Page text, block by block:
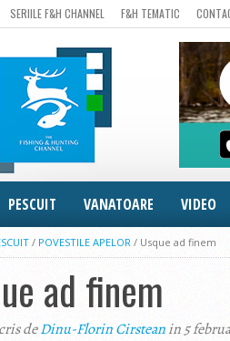
SERIILE F&H CHANNEL F&H TEMATIC
PESCUIT VANATOARE VIDEO
/ POVESTILE APELOR / Usque ad finem
ad finem
deDinu-Florin Cirsteanin 5